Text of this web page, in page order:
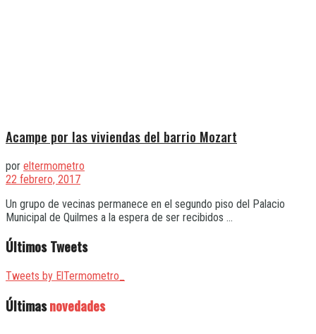
Acampe por las viviendas del barrio Mozart
por eltermometro
22 febrero, 2017
Un grupo de vecinas permanece en el segundo piso del Palacio
Municipal de Quilmes a la espera de ser recibidos ...
Últimos Tweets
Tweets by ElTermometro_
Últimasnovedades